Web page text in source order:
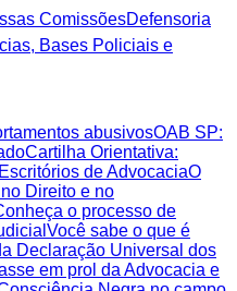
ComissõesDefensoria
Bases Policiais e
abusivosOAB SP:
Cartilha Orientativa:
de AdvocaciaO
no Direito e no
o processo de
Você sabe o que é
Declaração Universal dos
em prol da Advocacia e